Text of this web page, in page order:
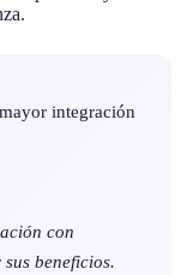
integración
con
beneficios.